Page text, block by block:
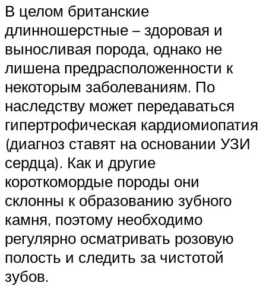
В целом британские
длинношерстные – здоровая и
выносливая порода, однако не
лишена предрасположенности к
некоторым заболеваниям. По
наследству может передаваться
гипертрофическая кардиомиопатия
(диагноз ставят на основании УЗИ
сердца). Как и другие
короткомордые породы они
склонны к образованию зубного
камня, поэтому необходимо
регулярно осматривать розовую
полость и следить за чистотой
зубов.